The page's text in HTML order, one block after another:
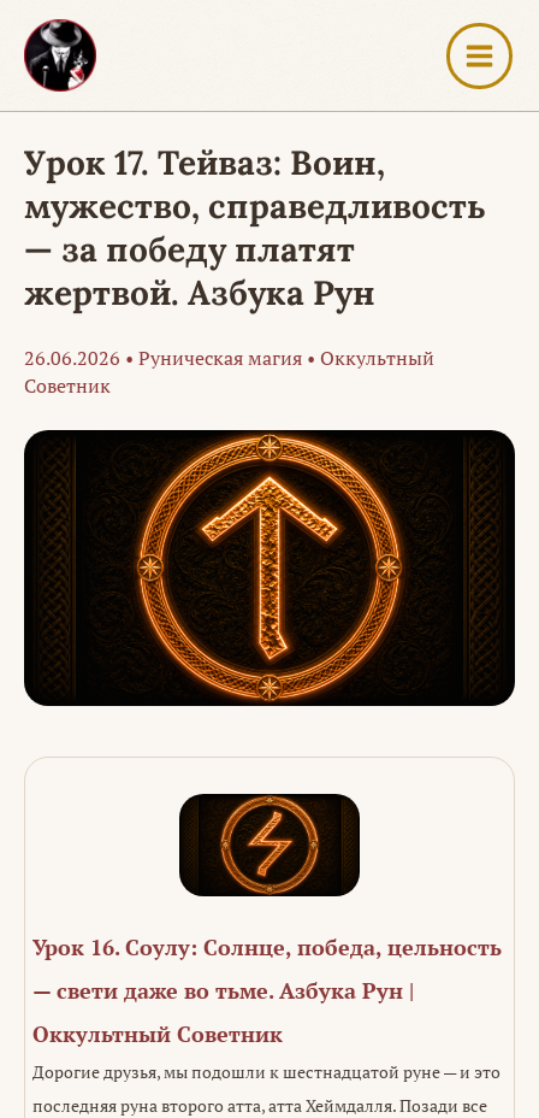
Перейти
содержимому
Урок 17. Тейваз: Воин,
мужество, справедливость
— за победу платят
жертвой. Азбука Рун
26.06.2026 • Руническая магия • Оккультный
Советник
Урок 16. Соулу: Солнце, победа, цельность
— свети даже во тьме. Азбука Рун |
Оккультный Советник
Дорогие друзья, мы подошли к шестнадцатой руне — и это
последняя руна второго атта, атта Хеймдалля. Позади все